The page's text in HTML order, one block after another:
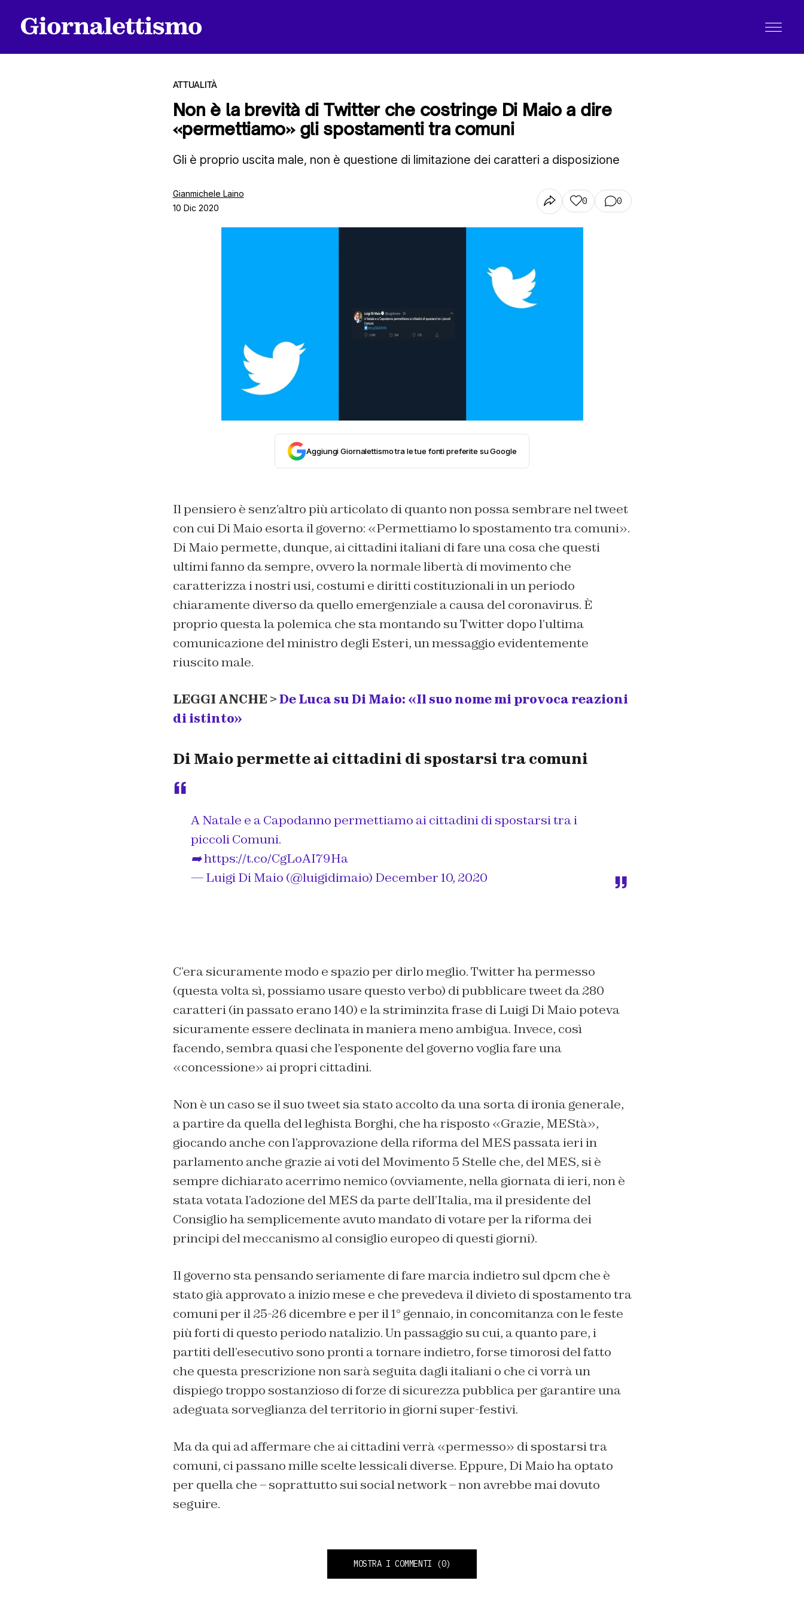
ATTUALITÀ
Non è la brevità di Twitter che costringe Di Maio a dire
«permettiamo» gli spostamenti tra comuni
Gli è proprio uscita male, non è questione di limitazione dei caratteri a disposizione
Gianmichele Laino
10 Dic 2020
0 0
Aggiungi Giornalettismo tra le tue fonti preferite su Google
Il pensiero è senz’altro più articolato di quanto non possa sembrare nel tweet
con cui Di Maio esorta il governo: «Permettiamo lo spostamento tra comuni».
Di Maio permette, dunque, ai cittadini italiani di fare una cosa che questi
ultimi fanno da sempre, ovvero la normale libertà di movimento che
caratterizza i nostri usi, costumi e diritti costituzionali in un periodo
chiaramente diverso da quello emergenziale a causa del coronavirus. È
proprio questa la polemica che sta montando su Twitter dopo l’ultima
comunicazione del ministro degli Esteri, un messaggio evidentemente
riuscito male.
LEGGI ANCHE >De Luca su Di Maio: «Il suo nome mi provoca reazioni
di istinto»
Di Maio permette ai cittadini di spostarsi tra comuni
A Natale e a Capodanno permettiamo ai cittadini di spostarsi tra i
piccoli Comuni.
➡️https://t.co/CgLoAI79Ha
— Luigi Di Maio (@luigidimaio) December 10, 2020
C’era sicuramente modo e spazio per dirlo meglio. Twitter ha permesso
(questa volta sì, possiamo usare questo verbo) di pubblicare tweet da 280
caratteri (in passato erano 140) e la striminzita frase di Luigi Di Maio poteva
sicuramente essere declinata in maniera meno ambigua. Invece, così
facendo, sembra quasi che l’esponente del governo voglia fare una
«concessione» ai propri cittadini.
Non è un caso se il suo tweet sia stato accolto da una sorta di ironia generale,
a partire da quella del leghista Borghi, che ha risposto «Grazie, MEStà»,
giocando anche con l’approvazione della riforma del MES passata ieri in
parlamento anche grazie ai voti del Movimento 5 Stelle che, del MES, si è
sempre dichiarato acerrimo nemico (ovviamente, nella giornata di ieri, non è
stata votata l’adozione del MES da parte dell’Italia, ma il presidente del
Consiglio ha semplicemente avuto mandato di votare per la riforma dei
principi del meccanismo al consiglio europeo di questi giorni).
Il governo sta pensando seriamente di fare marcia indietro sul dpcm che è
stato già approvato a inizio mese e che prevedeva il divieto di spostamento tra
comuni per il 25-26 dicembre e per il 1° gennaio, in concomitanza con le feste
più forti di questo periodo natalizio. Un passaggio su cui, a quanto pare, i
partiti dell’esecutivo sono pronti a tornare indietro, forse timorosi del fatto
che questa prescrizione non sarà seguita dagli italiani o che ci vorrà un
dispiego troppo sostanzioso di forze di sicurezza pubblica per garantire una
adeguata sorveglianza del territorio in giorni super-festivi.
Ma da qui ad affermare che ai cittadini verrà «permesso» di spostarsi tra
comuni, ci passano mille scelte lessicali diverse. Eppure, Di Maio ha optato
per quella che – soprattutto sui social network – non avrebbe mai dovuto
seguire.
MOSTRA I COMMENTI (0)